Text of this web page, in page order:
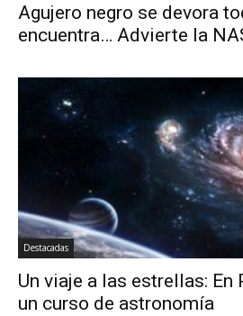
Agujero negro se devora
encuentra… Advierte la
Destacadas
Un viaje a las estrellas: En
un curso de astronomía